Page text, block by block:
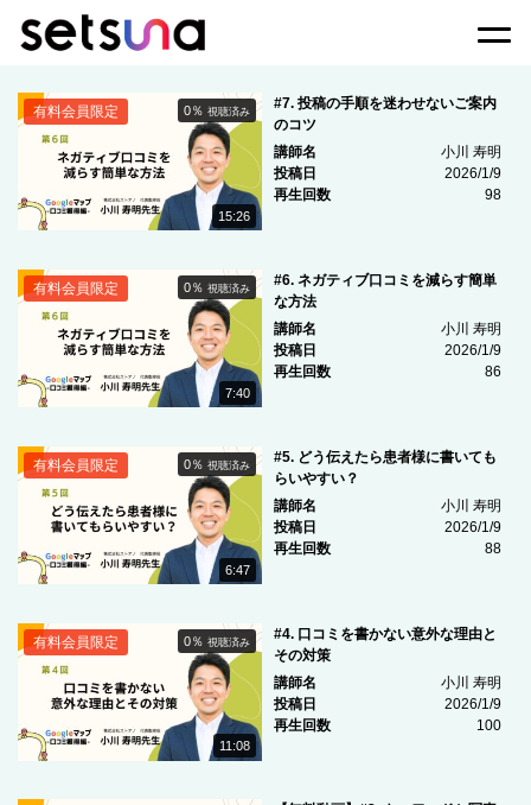
15:26
0％視聴済み
有料会員限定
#7. 投稿の手順を迷わせないご案内
のコツ
講師名
小川 寿明
投稿日
2026/1/9
再生回数
98
7:40
0％視聴済み
有料会員限定
#6. ネガティブ口コミを減らす簡単
な方法
講師名
小川 寿明
投稿日
2026/1/9
再生回数
86
6:47
0％視聴済み
有料会員限定
#5. どう伝えたら患者様に書いても
らいやすい？
講師名
小川 寿明
投稿日
2026/1/9
再生回数
88
11:08
0％視聴済み
有料会員限定
#4. 口コミを書かない意外な理由と
その対策
講師名
小川 寿明
投稿日
2026/1/9
再生回数
100